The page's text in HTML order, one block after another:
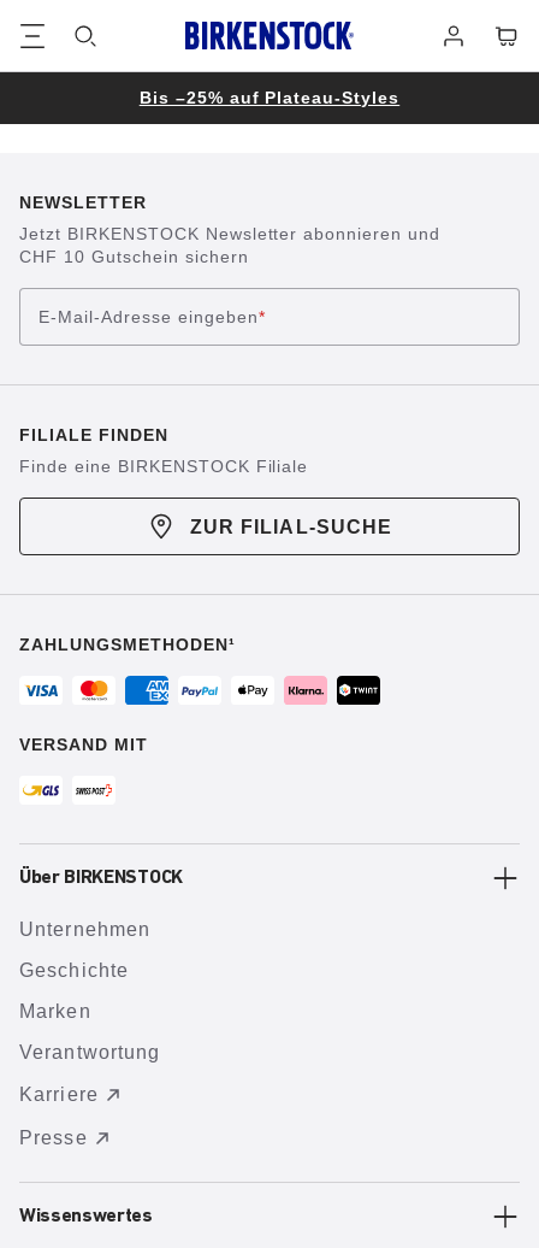
Bis –25% auf Plateau-Styles
NEWSLETTER
Jetzt BIRKENSTOCK Newsletter abonnieren und
CHF 10 Gutschein sichern
E-Mail-Adresse eingeben*
FILIALE FINDEN
Finde eine BIRKENSTOCK Filiale
ZUR FILIAL-SUCHE
ZAHLUNGSMETHODEN¹
VERSAND MIT
Über BIRKENSTOCK
Unternehmen
Geschichte
Marken
Verantwortung
Karriere
Presse
Wissenswertes